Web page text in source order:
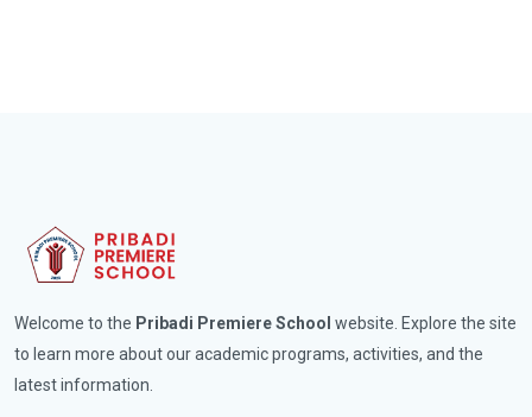
Welcome to the Pribadi Premiere School website. Explore the site
to learn more about our academic programs, activities, and the
latest information.